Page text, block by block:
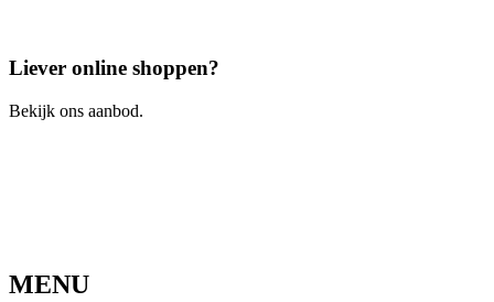
Liever online shoppen?
Bekijk ons aanbod.
MENU